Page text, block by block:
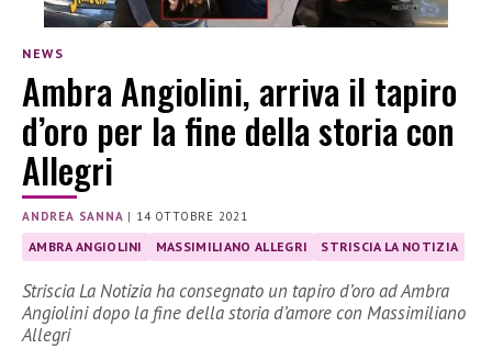
NEWS
Ambra Angiolini, arriva il tapiro
d’oro per la fine della storia con
Allegri
ANDREA SANNA | 14 OTTOBRE 2021
AMBRA ANGIOLINI MASSIMILIANO ALLEGRI STRISCIA LA NOTIZIA
Striscia La Notizia ha consegnato un tapiro d’oro ad Ambra
Angiolini dopo la fine della storia d’amore con Massimiliano
Allegri